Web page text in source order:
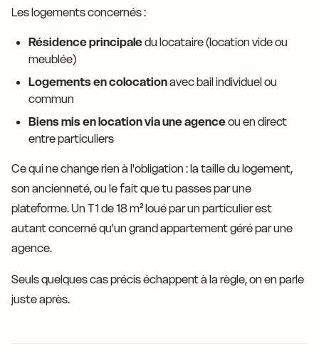
Les logements concernés :
Résidence principaledu locataire (location vide ou
meublée)
Logements en colocationavec bail individuel ou
commun
Biens mis en location via une agenceou en direct
entre particuliers
Ce qui ne change rien à l'obligation : la taille du logement,
son ancienneté, ou le fait que tu passes par une
plateforme. Un T1 de 18 m² loué par un particulier est
autant concerné qu'un grand appartement géré par une
agence.
Seuls quelques cas précis échappent à la règle, on en parle
juste après.